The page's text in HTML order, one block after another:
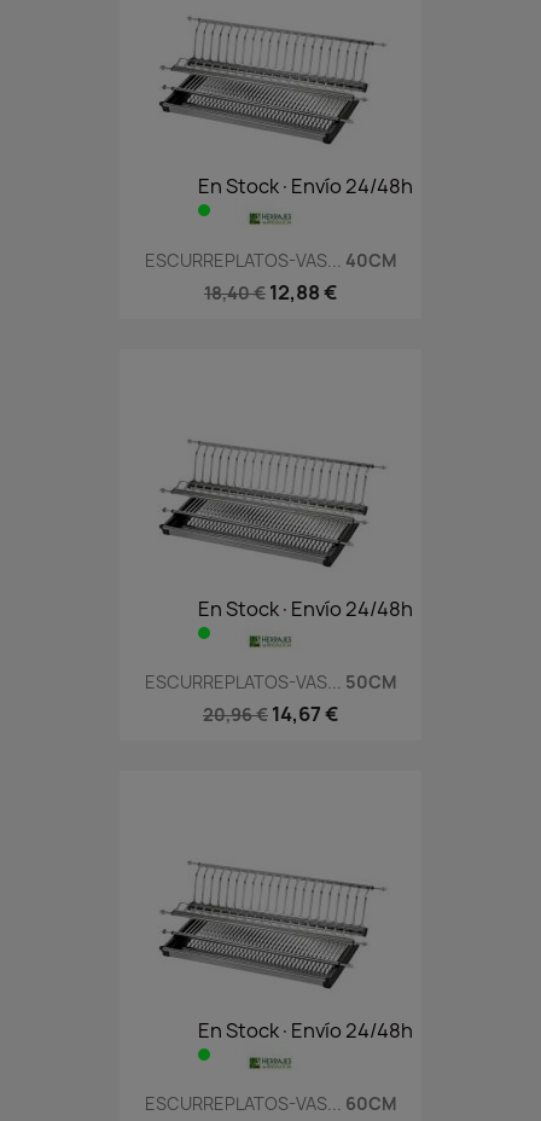
En Stock·Envío 24/48h
ESCURREPLATOS-VAS... 40CM
18,40 € 12,88 €
En Stock·Envío 24/48h
ESCURREPLATOS-VAS... 50CM
20,96 € 14,67 €
En Stock·Envío 24/48h
ESCURREPLATOS-VAS... 60CM